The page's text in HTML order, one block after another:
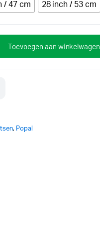
/ 47 cm 28 inch / 53 cm
Toevoegen aan winkelwagen
, Popal